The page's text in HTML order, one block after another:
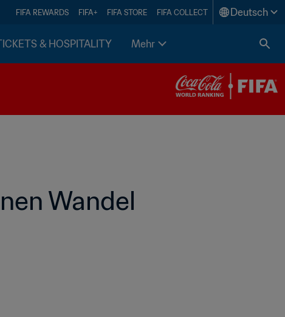
FIFA REWARDS FIFA+ FIFA STORE FIFA COLLECT Deutsch
& HOSPITALITY Mehr
Wandel